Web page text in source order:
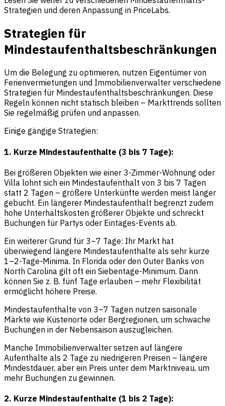
Strategien und deren Anpassung in PriceLabs.
Strategien für
Mindestaufenthaltsbeschränkungen
Um die Belegung zu optimieren, nutzen Eigentümer von
Ferienvermietungen und Immobilienverwalter verschiedene
Strategien für Mindestaufenthaltsbeschränkungen. Diese
Regeln können nicht statisch bleiben – Markttrends sollten
Sie regelmäßig prüfen und anpassen.
Einige gängige Strategien:
1. Kurze Mindestaufenthalte (3 bis 7 Tage):
Bei größeren Objekten wie einer 3-Zimmer-Wohnung oder
Villa lohnt sich ein Mindestaufenthalt von 3 bis 7 Tagen
statt 2 Tagen – größere Unterkünfte werden meist länger
gebucht. Ein längerer Mindestaufenthalt begrenzt zudem
hohe Unterhaltskosten größerer Objekte und schreckt
Buchungen für Partys oder Eintages-Events ab.
Ein weiterer Grund für 3–7 Tage: Ihr Markt hat
überwiegend längere Mindestaufenthalte als sehr kurze
1–2-Tage-Minima. In Florida oder den Outer Banks von
North Carolina gilt oft ein Siebentage-Minimum. Dann
können Sie z. B. fünf Tage erlauben – mehr Flexibilität
ermöglicht höhere Preise.
Mindestaufenthalte von 3–7 Tagen nutzen saisonale
Märkte wie Küstenorte oder Bergregionen, um schwache
Buchungen in der Nebensaison auszugleichen.
Manche Immobilienverwalter setzen auf längere
Aufenthalte als 2 Tage zu niedrigeren Preisen – längere
Mindestdauer, aber ein Preis unter dem Marktniveau, um
mehr Buchungen zu gewinnen.
2. Kurze Mindestaufenthalte (1 bis 2 Tage):